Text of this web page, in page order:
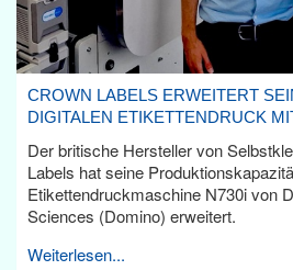
CROWN LABELS ERWEITERT
DIGITALEN ETIKETTENDRUCK
Der britische Hersteller von
Labels hat seine
Etikettendruckmaschine N730i von
Sciences (Domino) erweitert.
Weiterlesen...